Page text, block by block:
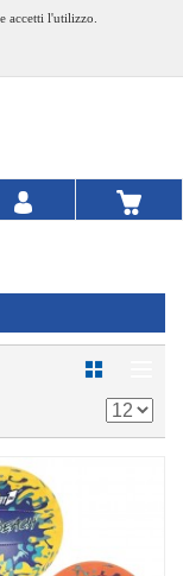
accetti l'utilizzo.